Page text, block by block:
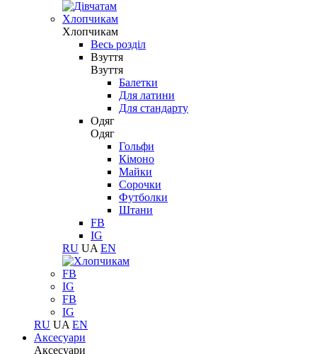
Хлопчикам
Хлопчикам
Весь розділ
Взуття
Взуття
Балетки
Для латини
Для стандарту
Одяг
Одяг
Гольфи
Кімоно
Майки
Сорочки
Футболки
Штани
FB
IG
RU UA EN
FB
IG
FB
IG
RU UA EN
Аксесуари
Аксесуари